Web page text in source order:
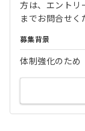
方は、エントリ
までお問合せく
募集背景
体制強化のため